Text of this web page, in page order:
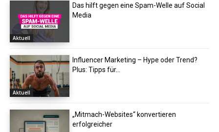
Aktuell
Das hilft gegen eine Spam-Welle auf Social
Media
Aktuell
Influencer Marketing – Hype oder Trend?
Plus: Tipps für...
„Mitmach-Websites“ konvertieren
erfolgreicher